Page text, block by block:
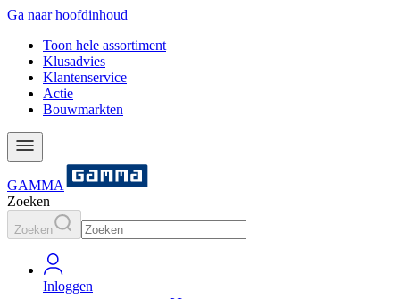
Ga naar hoofdinhoud
Toon hele assortiment
Klusadvies
Klantenservice
Actie
Bouwmarkten
GAMMA
Zoeken
Zoeken
Inloggen